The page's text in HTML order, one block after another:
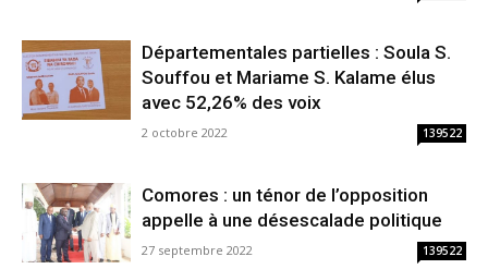
Départementales partielles : Soula S.
Souffou et Mariame S. Kalame élus
avec 52,26% des voix
2 octobre 2022 139522
Comores : un ténor de l’opposition
appelle à une désescalade politique
27 septembre 2022 139522